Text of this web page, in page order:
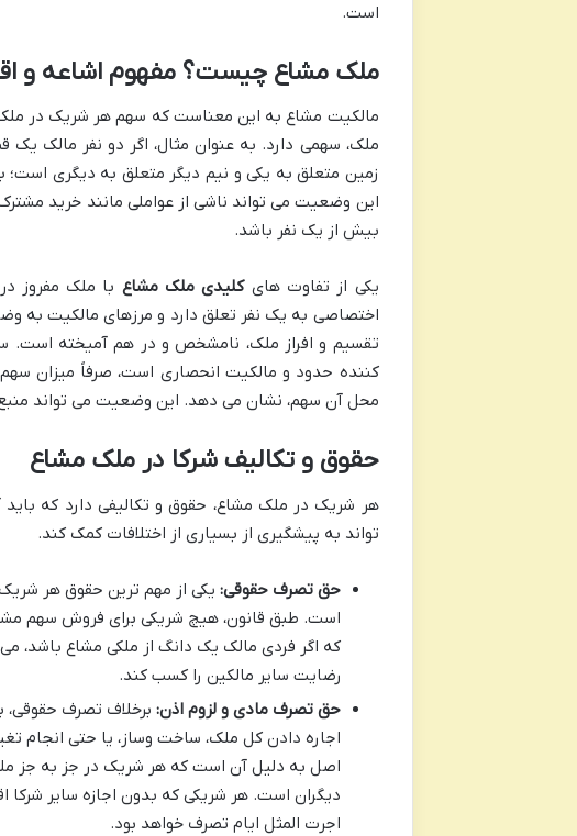
است.
ملک مشاع چیست؟ مفهوم اشاعه و
مالکیت مشاع به این معناست که سهم هر شریک در
ملک، سهمی دارد. به عنوان مثال، اگر دو نفر مالک
زمین متعلق به یکی و نیم دیگر متعلق به دیگری
این وضعیت می تواند ناشی از عواملی مانند خرید
بیش از یک نفر باشد.
یکی از تفاوت هایکلیدی ملک مشاع با ملک مفروز
اختصاصی به یک نفر تعلق دارد و مرزهای مالکیت به
تقسیم و افراز ملک، نامشخص و در هم آمیخته است.
کننده حدود و مالکیت انحصاری است، صرفاً میزان
محل آن سهم، نشان می دهد. این وضعیت می تواند منبع
حقوق و تکالیف شرکا در ملک مشاع
هر شریک در ملک مشاع، حقوق و تکالیفی دارد که
تواند به پیشگیری از بسیاری از اختلافات کمک کند.
حق تصرف حقوقی: یکی از مهم ترین حقوق هر
است. طبق قانون، هیچ شریکی برای فروش سهم
که اگر فردی مالک یک دانگ از ملکی مشاع باشد،
رضایت سایر مالکین را کسب کند.
حق تصرف مادی و لزوم اذن: برخلاف تصرف حقوقی،
اجاره دادن کل ملک، ساخت وساز، یا حتی انجام
اصل به دلیل آن است که هر شریک در جز به جز
دیگران است. هر شریکی که بدون اجازه سایر
اجرت المثل ایام تصرف خواهد بود.